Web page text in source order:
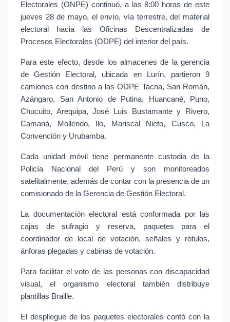
Electorales (ONPE) continuó, a las 8:00 horas de este
jueves 28 de mayo, el envío, vía terrestre, del material
electoral hacia las Oficinas Descentralizadas de
Procesos Electorales (ODPE) del interior del país.
Para este efecto, desde los almacenes de la gerencia
de Gestión Electoral, ubicada en Lurín, partieron 9
camiones con destino a las ODPE Tacna, San Román,
Azángaro, San Antonio de Putina, Huancané, Puno,
Chucuito, Arequipa, José Luis Bustamante y Rivero,
Camaná, Mollendo, Ilo, Mariscal Nieto, Cusco, La
Convención y Urubamba.
Cada unidad móvil tiene permanente custodia de la
Policía Nacional del Perú y son monitoreados
satelitalmente, además de contar con la presencia de un
comisionado de la Gerencia de Gestión Electoral.
La documentación electoral está conformada por las
cajas de sufragio y reserva, paquetes para el
coordinador de local de votación, señales y rótulos,
ánforas plegadas y cabinas de votación.
Para facilitar el voto de las personas con discapacidad
visual, el organismo electoral también distribuye
plantillas Braille.
El despliegue de los paquetes electorales contó con la